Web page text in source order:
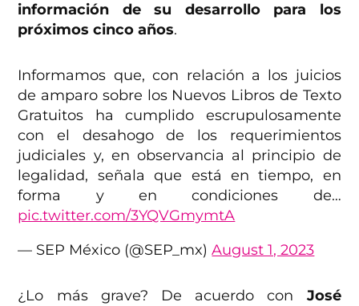
información de su desarrollo para los
próximos cinco años.
Informamos que, con relación a los juicios
de amparo sobre los Nuevos Libros de Texto
Gratuitos ha cumplido escrupulosamente
con el desahogo de los requerimientos
judiciales y, en observancia al principio de
legalidad, señala que está en tiempo, en
forma y en condiciones de…
pic.twitter.com/3YQVGmymtA
— SEP México (@SEP_mx)August 1, 2023
¿Lo más grave? De acuerdo con José